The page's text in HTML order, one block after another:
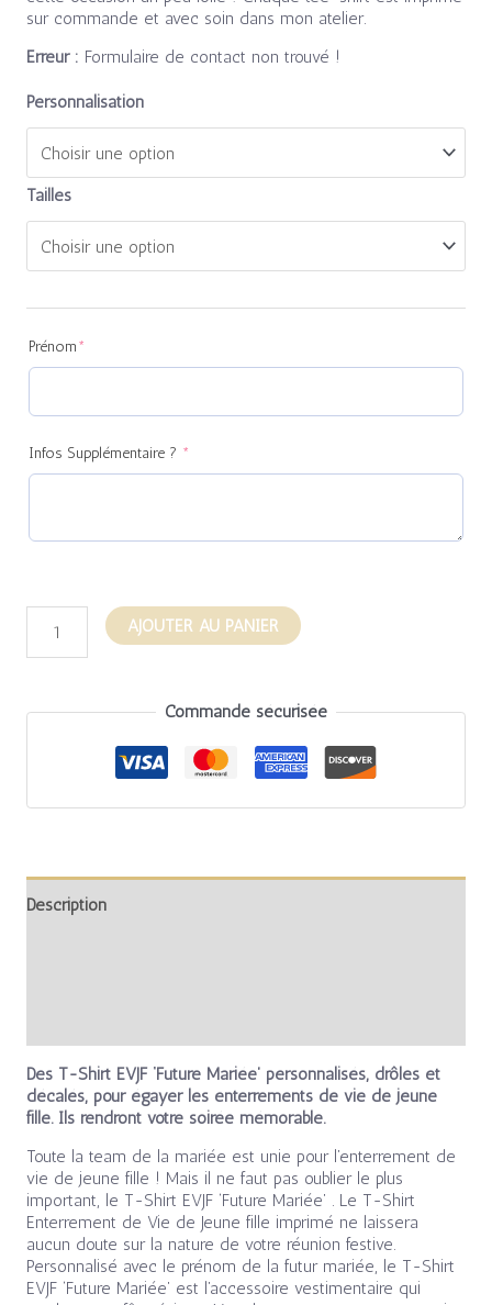
sur commande et avec soin dans mon atelier.
Erreur : Formulaire de contact non trouvé !
Personnalisation
Tailles
Prénom*
Infos Supplémentaire ? *
AJOUTER AU PANIER
Commande sécurisée
Description
Des T-Shirt EVJF ‘Future Mariée’ personnalisés, drôles et
décalés, pour égayer les enterrements de vie de jeune
fille. Ils rendront votre soirée mémorable.
Toute la team de la mariée est unie pour l’enterrement de
vie de jeune fille ! Mais il ne faut pas oublier le plus
important, le T-Shirt EVJF ‘Future Mariée’ . Le T-Shirt
Enterrement de Vie de Jeune fille imprimé ne laissera
aucun doute sur la nature de votre réunion festive.
Personnalisé avec le prénom de la futur mariée, le T-Shirt
EVJF ‘Future Mariée’ est l’accessoire vestimentaire qui